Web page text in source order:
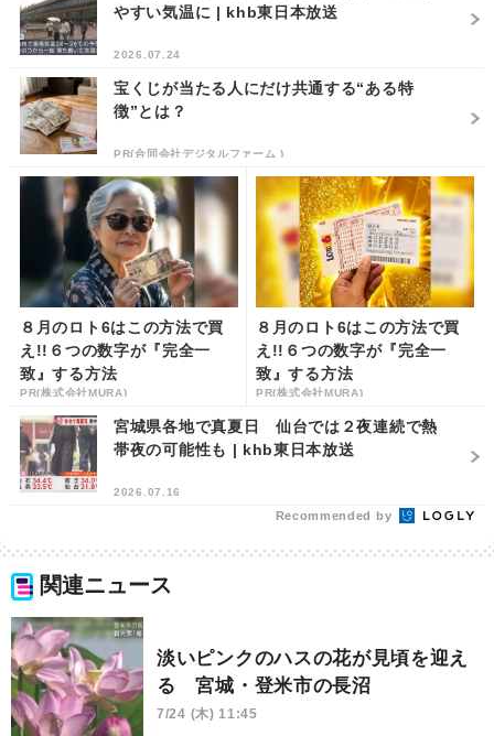
やすい気温に | khb東日本放送
2026.07.24
宝くじが当たる人にだけ共通する“ある特
徴”とは？
PR(合同会社デジタルファーム )
８月のロト6はこの方法で買
え!!６つの数字が『完全一
致』する方法
PR(株式会社MURA)
８月のロト6はこの方法で買
え!!６つの数字が『完全一
致』する方法
PR(株式会社MURA)
宮城県各地で真夏日 仙台では２夜連続で熱
帯夜の可能性も | khb東日本放送
2026.07.16
Recommended by
関連ニュース
淡いピンクのハスの花が見頃を迎え
る 宮城・登米市の長沼
7/24 (木) 11:45